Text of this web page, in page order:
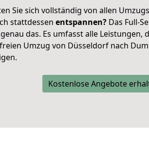
Sie sich vollständig von allen
stattdessen entspannen? Das Full-
das. Es umfasst alle Leistungen,
Umzug von Düsseldorf nach
Kostenlose Angebote